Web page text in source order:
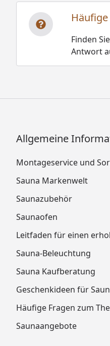
Finden
Antwort
Allgemeine
Montageservice und
Sauna Markenwelt
Saunazubehör
Saunaofen
Leitfaden für einen
Sauna-Beleuchtung
Sauna Kaufberatung
Geschenkideen für
Häufige Fragen zum
Saunaangebote